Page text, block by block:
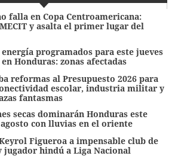
falla en Copa Centroamericana:
y asalta el primer lugar del
programados para este jueves
Honduras: zonas afectadas
reformas al Presupuesto 2026 para
escolar, industria militar y
fantasmas
secas dominarán Honduras este
con lluvias en el oriente
Figueroa a impensable club de
hindú a Liga Nacional